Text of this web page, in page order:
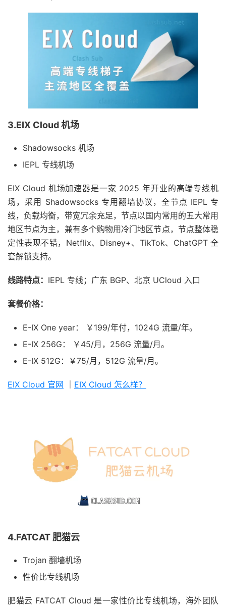
3.EIX Cloud 机场
Shadowsocks 机场
IEPL 专线机场
EIX Cloud 机场加速器是一家 2025 年开业的高端专线机
场，采用 Shadowsocks 专用翻墙协议，全节点 IEPL 专
线，负载均衡，带宽冗余充足，节点以国内常用的五大常用
地区节点为主，兼有多个购物用冷门地区节点，节点整体稳
定性表现不错，Netflix、Disney+、TikTok、ChatGPT 全
套解锁支持。
线路特点： IEPL 专线；广东 BGP、北京 UCloud 入口
套餐价格：
E-IX One year： ￥199/年付，1024G 流量/年。
E-IX 256G： ￥45/月，256G 流量/月。
E-IX 512G：￥75/月，512G 流量/月。
EIX Cloud 官网 EIX Cloud 怎么样？
4.FATCAT 肥猫云
Trojan 翻墙机场
性价比专线机场
肥猫云 FATCAT Cloud 是一家性价比专线机场，海外团队